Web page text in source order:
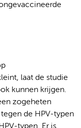
laat de studie
kunnen krijgen.
zogeheten
tegen de HPV-typen
typen. Er is